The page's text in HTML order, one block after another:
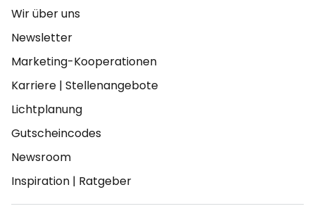
Wir über uns
Newsletter
Marketing-Kooperationen
Karriere | Stellenangebote
Lichtplanung
Gutscheincodes
Newsroom
Inspiration | Ratgeber